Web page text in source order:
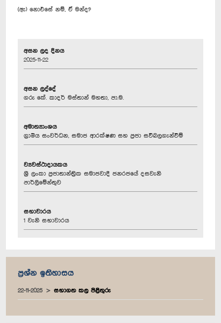
(ඇ) නොඑසේ නම්, ඒ මන්ද?
අසන ලද දිනය
2025-11-22
අසන ලද්දේ
ගරු ‍කේ. කාදර් මස්තාන් මහතා, පා.ම.
අමාත්‍යාංශය
ග්‍රාමීය සංවර්ධන, සමාජ ආරක්ෂණ සහ ප්‍රජා සවිබලගැන්වීම්
ව්‍යවස්ථාදායකය
ශ්‍රී ලංකා ප්‍රජාතාන්ත්‍රික සමාජවාදී ජනරජයේ දසවැනි
පාර්ලිමේන්තුව
සභාවාරය
1 වැනි සභාවාරය
ප්‍රශ්න ඉතිහාසය
22-11-2025 සභාගත කල පිළිතුරු